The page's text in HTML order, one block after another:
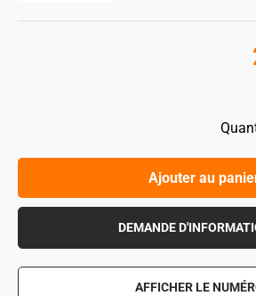
Ajouter au
DEMANDE
AFFICHER LE